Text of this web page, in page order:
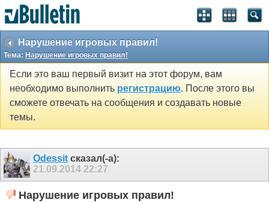
Нарушение игровых правил!
Тема: Нарушение игровых правил!
Если это ваш первый визит на этот форум, вам
необходимо выполнить регистрацию. После этого вы
сможете отвечать на сообщения и создавать новые
темы.
Odessit сказал(-а):
21.09.2014 22:27
Нарушение игровых правил!